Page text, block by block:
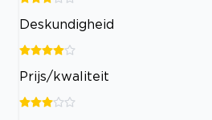
Deskundigheid
Prijs/kwaliteit